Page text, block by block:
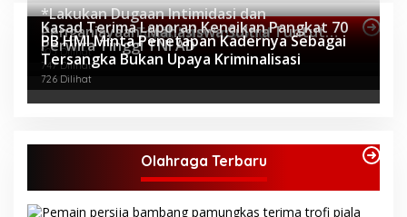
Topik Internasional
*Lakukan Dugaan Intimidasi dan
Penganiayaan, Mahasiswa Sultra Tuntut
Pemecatan Pj Bupati Buton Selatan*
805 Dilihat
Kasad Terima Laporan Kenaikan Pangkat 70
Perwira Tinggi TNI AD
747 Dilihat
PB HMI Minta Penetapan Kadernya Sebagai
Tersangka Bukan Upaya Kriminalisasi
726 Dilihat
Olahraga Terbaru